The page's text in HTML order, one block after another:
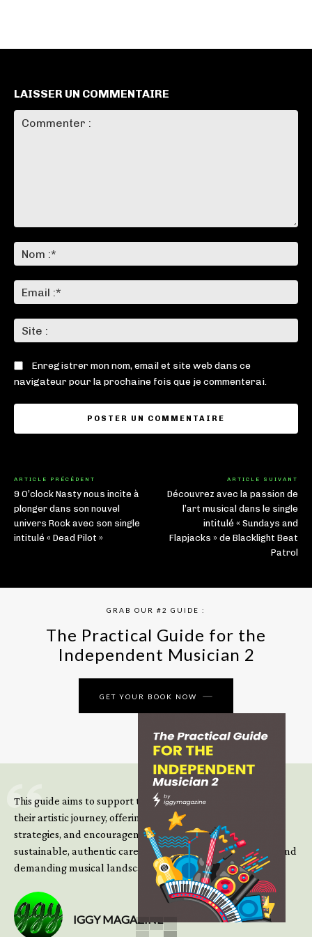
LAISSER UN COMMENTAIRE
:*
:*
:
Enregistrer mon nom, email et site web dans ce
navigateur pour la prochaine fois que je commenterai.
ARTICLE PRÉCÉDENT
9 O’clock Nasty nous incite à
plonger dans son nouvel
univers Rock avec son single
intitulé « Dead Pilot »
ARTICLE SUIVANT
Découvrez avec la passion de
l’art musical dans le single
intitulé « Sundays and
Flapjacks » de Blacklight Beat
Patrol
GRAB OUR #2 GUIDE :
The Practical Guide for the
Independent Musician 2
GET YOUR BOOK NOW
This guide aims to support those climbing the next steps of
their artistic journey, offering practical insight, updated
strategies, and encouragement to continue building
sustainable, authentic careers in an increasingly complex and
demanding musical landscape.
IGGY MAGAZINE